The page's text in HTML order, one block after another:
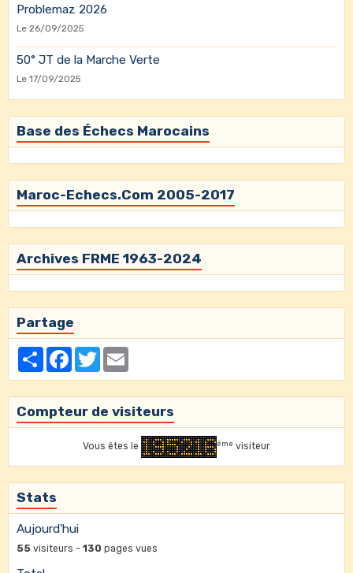
Problemaz 2026
Le 26/09/2025
50° JT de la Marche Verte
Le 17/09/2025
Base des Échecs Marocains
Maroc-Echecs.Com 2005-2017
Archives FRME 1963-2024
Partage
PartagerFacebookTwitter
Compteur de visiteurs
Vous êtes le ème visiteur
Stats
Aujourd'hui
55 visiteurs - 130 pages vues